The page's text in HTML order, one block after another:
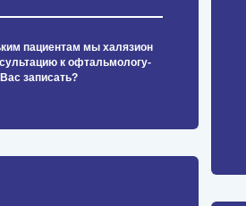
пациентам мы халязион
к офтальмологу-
записать?